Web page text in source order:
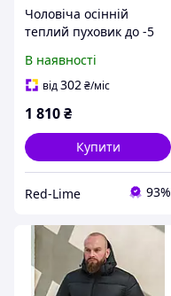
Чоловіча осінній
теплий пуховик до -5
хмарами Модна зимова
куртка для хлопця
В наявності
від302₴/міс
1 810₴
Купити
Red-Lime 93%